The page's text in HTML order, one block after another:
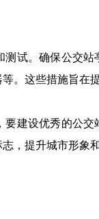
试。确保公交
。这些措施旨在
建设优秀的公
，提升城市形象